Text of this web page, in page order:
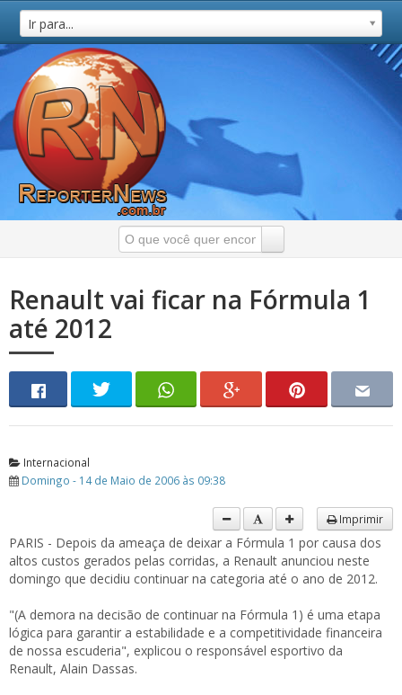
Ir para...
Renault vai ficar na Fórmula 1
até 2012
Internacional
Domingo - 14 de Maio de 2006 às 09:38
Imprimir
PARIS - Depois da ameaça de deixar a Fórmula 1 por causa dos
altos custos gerados pelas corridas, a Renault anunciou neste
domingo que decidiu continuar na categoria até o ano de 2012.
"(A demora na decisão de continuar na Fórmula 1) é uma etapa
lógica para garantir a estabilidade e a competitividade financeira
de nossa escuderia", explicou o responsável esportivo da
Renault, Alain Dassas.